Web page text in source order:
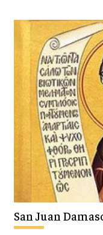
San Juan